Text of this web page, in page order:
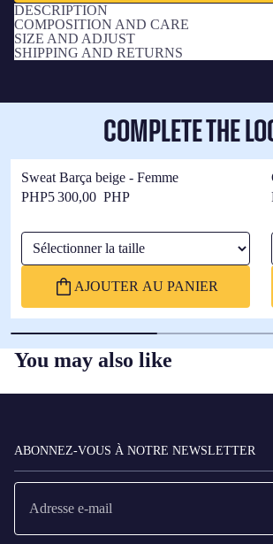
DESCRIPTION
COMPOSITION AND CARE
SIZE AND ADJUST
SHIPPING AND RETURNS
COMPLETE THE
Sweat Barça beige - Femme
PHP5 300,00 PHP
Sélectionner la taille
AJOUTER AU PANIER
You may also like
ABONNEZ-VOUS À NOTRE NEWSLETTER
E-
mail